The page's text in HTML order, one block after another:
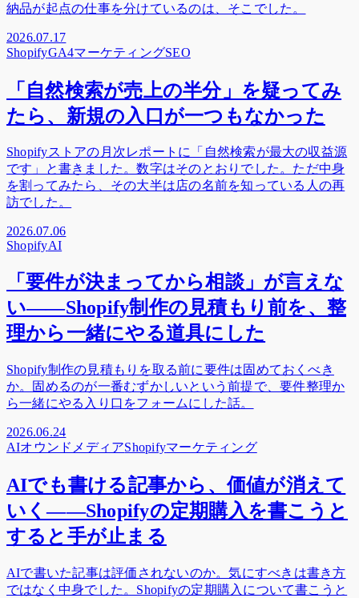
納品が起点の仕事を分けているのは、そこでした。
2026.07.17
ShopifyGA4マーケティングSEO
「自然検索が売上の半分」を疑ってみ
たら、新規の入口が一つもなかった
Shopifyストアの月次レポートに「自然検索が最大の収益源
です」と書きました。数字はそのとおりでした。ただ中身
を割ってみたら、その大半は店の名前を知っている人の再
訪でした。
2026.07.06
ShopifyAI
「要件が決まってから相談」が言えな
い——Shopify制作の見積もり前を、整
理から一緒にやる道具にした
Shopify制作の見積もりを取る前に要件は固めておくべき
か。固めるのが一番むずかしいという前提で、要件整理か
ら一緒にやる入り口をフォームにした話。
2026.06.24
AIオウンドメディアShopifyマーケティング
AIでも書ける記事から、価値が消えて
いく——Shopifyの定期購入を書こうと
すると手が止まる
AIで書いた記事は評価されないのか。気にすべきは書き方
ではなく中身でした。Shopifyの定期購入について書こうと